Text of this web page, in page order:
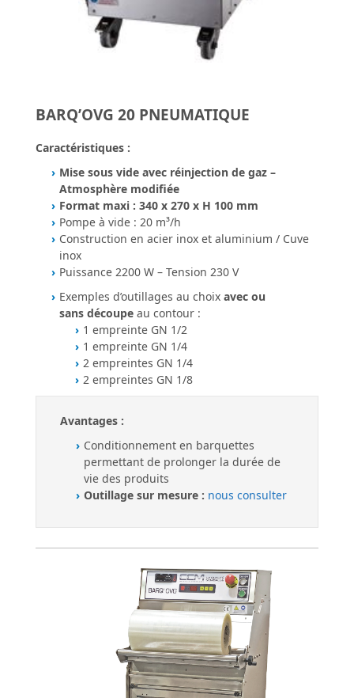
BARQ’OVG 20 PNEUMATIQUE
Caractéristiques :
Mise sous vide avec réinjection de gaz –
Atmosphère modifiée
Format maxi : 340 x 270 x H 100 mm
Pompe à vide : 20 m³/h
Construction en acier inox et aluminium / Cuve
inox
Puissance 2200 W – Tension 230 V
Exemples d’outillages au choix avec ou
sans découpe au contour :
1 empreinte GN 1/2
1 empreinte GN 1/4
2 empreintes GN 1/4
2 empreintes GN 1/8
Avantages :
Conditionnement en barquettes
permettant de prolonger la durée de
vie des produits
Outillage sur mesure : nous consulter